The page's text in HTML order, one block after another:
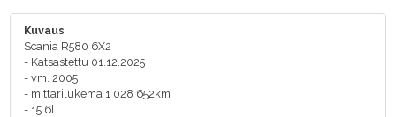
Kuvaus
Scania R580 6X2
- Katsastettu 01.12.2025
- vm. 2005
- mittarilukema 1 028 652km
- 15.6l